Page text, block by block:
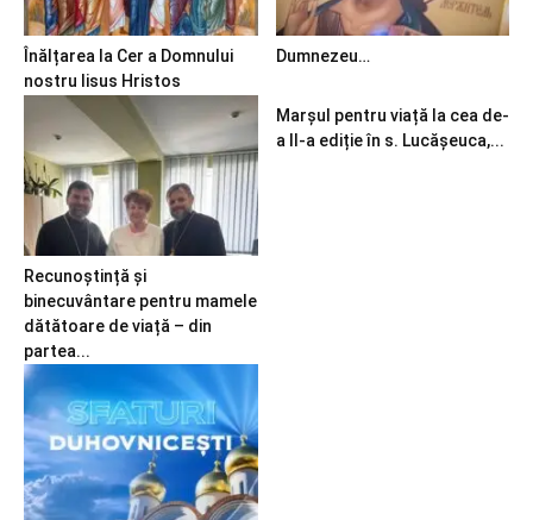
Înălțarea la Cer a Domnului
nostru Iisus Hristos
Dumnezeu…
Recunoștință și
binecuvântare pentru mamele
dătătoare de viață – din
partea...
Marșul pentru viață la cea de-
a II-a ediție în s. Lucășeuca,...